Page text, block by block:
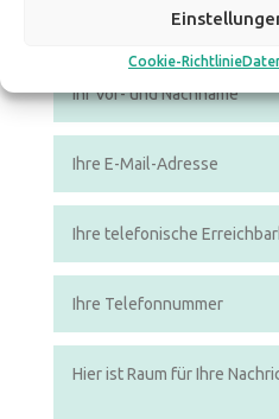
Cookie-Richtlinie
(KOSTENFREI)